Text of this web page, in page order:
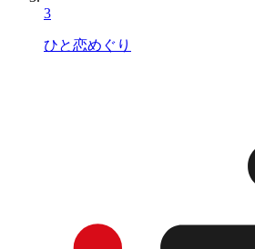
3
ひと恋めぐり